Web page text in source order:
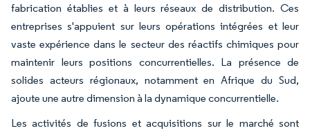
fabrication établies et à leurs réseaux de distribution. Ces
entreprises s'appuient sur leurs opérations intégrées et leur
vaste expérience dans le secteur des réactifs chimiques pour
maintenir leurs positions concurrentielles. La présence de
solides acteurs régionaux, notamment en Afrique du Sud,
ajoute une autre dimension à la dynamique concurrentielle.
Les activités de fusions et acquisitions sur le marché sont